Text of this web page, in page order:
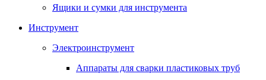
Ящики и сумки для инструмента
Инструмент
Электроинструмент
Аппараты для сварки пластиковых труб